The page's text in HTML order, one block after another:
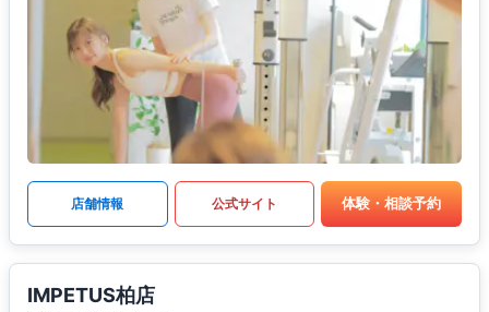
店舗情報 公式サイト 体験・相談予約
IMPETUS柏店